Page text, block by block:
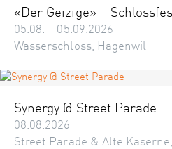
«Der Geizige» –
05.08. – 05.09.2026
Wasserschloss, Hagenwil
Synergy @ Street Parade
08.08.2026
Street Parade & Alte